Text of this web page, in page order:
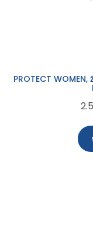
PROTECT